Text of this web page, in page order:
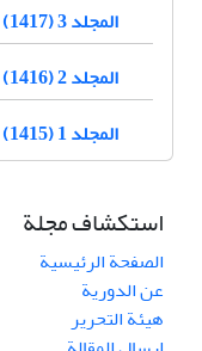
المجلد 3 (1417)
المجلد 2 (1416)
المجلد 1 (1415)
استكشاف مجلة
الصفحة الرئيسية
عن الدورية
هيئة التحرير